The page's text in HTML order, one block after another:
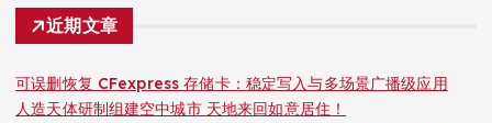
近期文章
可误删恢复 CFexpress 存储卡：稳定写入与多场景广播级应用
人造天体研制组建空中城市 天地来回如意居住！